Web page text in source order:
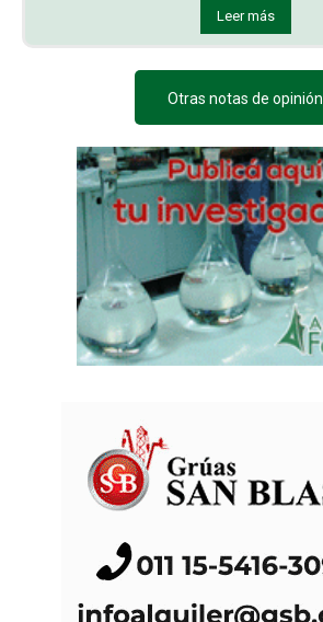
Leer más
Otras notas de opinión